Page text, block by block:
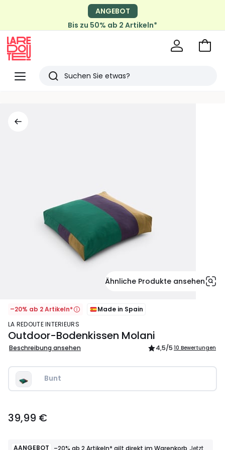
ANGEBOT
Bis zu 50% ab 2 Artikeln*
Menü
Redoute
Suchen
Zum
Ähnliche Produkte ansehen
–20% ab 2 Artikeln*
Made in Spain
LA REDOUTE INTERIEURS
Outdoor-Bodenkissen Molani
Beschreibung ansehen 4,5/5 10 Bewertungen
Bunt
€.
39,99 €
AANGEBOT